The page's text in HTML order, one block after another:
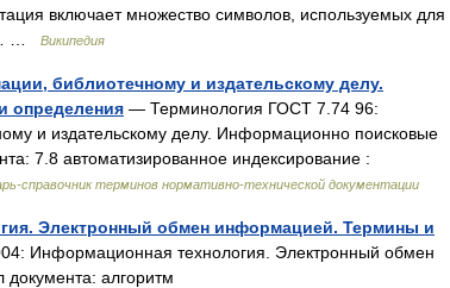
включает множество символов, используемых для
…
Википедия
библиотечному и издательскому делу.
определения — Терминология ГОСТ 7.74 96:
и издательскому делу. Информационно поисковые
7.8 автоматизированное индексирование :
справочник терминов нормативно-технической документации
Электронный обмен информацией. Термины и
Информационная технология. Электронный обмен
алгоритм